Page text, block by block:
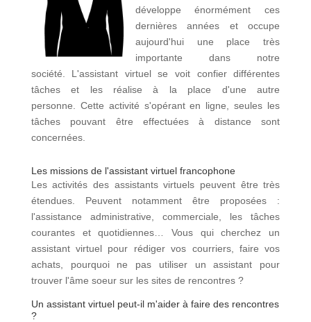
développe énormément ces
dernières années et occupe
aujourd'hui une place très
importante dans notre
société. L'assistant virtuel se voit confier différentes
tâches et les réalise à la place d'une autre
personne. Cette activité s'opérant en ligne, seules les
tâches pouvant être effectuées à distance sont
concernées.
Les missions de l'assistant virtuel francophone
Les activités des assistants virtuels peuvent être très
étendues. Peuvent notamment être proposées :
l'assistance administrative, commerciale, les tâches
courantes et quotidiennes… Vous qui cherchez un
assistant virtuel pour rédiger vos courriers, faire vos
achats, pourquoi ne pas utiliser un assistant pour
trouver l'âme soeur sur les sites de rencontres ?
Un assistant virtuel peut-il m'aider à faire des rencontres
?